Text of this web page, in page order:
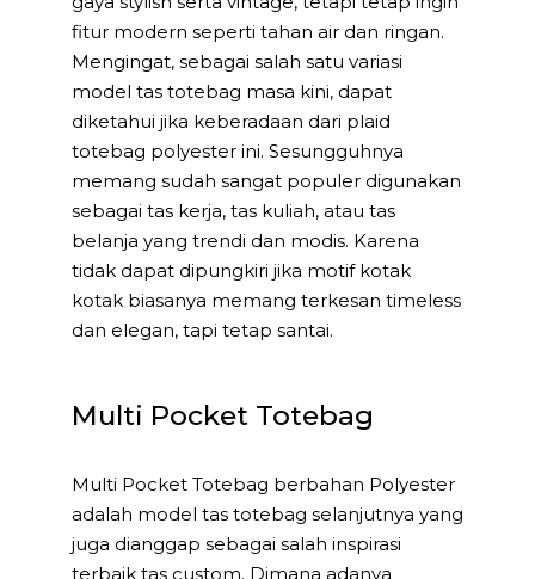
fitur modern seperti tahan air dan ringan.
Mengingat, sebagai salah satu variasi
model tas totebag masa kini, dapat
diketahui jika keberadaan dari plaid
totebag polyester ini. Sesungguhnya
memang sudah sangat populer digunakan
sebagai tas kerja, tas kuliah, atau tas
belanja yang trendi dan modis. Karena
tidak dapat dipungkiri jika motif kotak
kotak biasanya memang terkesan timeless
dan elegan, tapi tetap santai.
Multi Pocket Totebag
Multi Pocket Totebag berbahan Polyester
adalah model tas totebag selanjutnya yang
juga dianggap sebagai salah inspirasi
terbaik tas custom. Dimana adanya